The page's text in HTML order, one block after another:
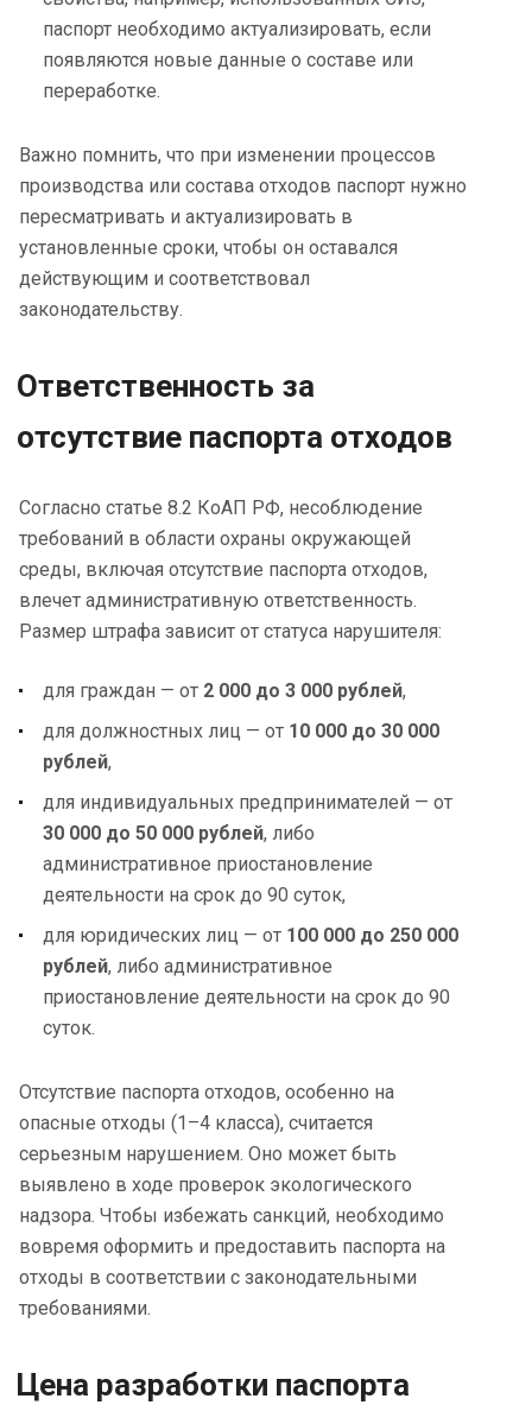
паспорт необходимо актуализировать, если
появляются новые данные о составе или
переработке.
Важно помнить, что при изменении процессов
производства или состава отходов паспорт нужно
пересматривать и актуализировать в
установленные сроки, чтобы он оставался
действующим и соответствовал
законодательству.
Ответственность за
отсутствие паспорта отходов
Согласно статье 8.2 КоАП РФ, несоблюдение
требований в области охраны окружающей
среды, включая отсутствие паспорта отходов,
влечет административную ответственность.
Размер штрафа зависит от статуса нарушителя:
для граждан — от 2 000 до 3 000 рублей,
для должностных лиц — от 10 000 до 30 000
рублей,
для индивидуальных предпринимателей — от
30 000 до 50 000 рублей, либо
административное приостановление
деятельности на срок до 90 суток,
для юридических лиц — от 100 000 до 250 000
рублей, либо административное
приостановление деятельности на срок до 90
суток.
Отсутствие паспорта отходов, особенно на
опасные отходы (1–4 класса), считается
серьезным нарушением. Оно может быть
выявлено в ходе проверок экологического
надзора. Чтобы избежать санкций, необходимо
вовремя оформить и предоставить паспорта на
отходы в соответствии с законодательными
требованиями.
Цена разработки паспорта